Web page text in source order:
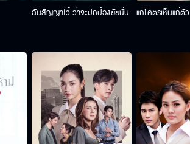
ฉันสัญญาไว้ ว่าจะปกป้องยัยนั่น แกโคตรเห็นแก่ตั